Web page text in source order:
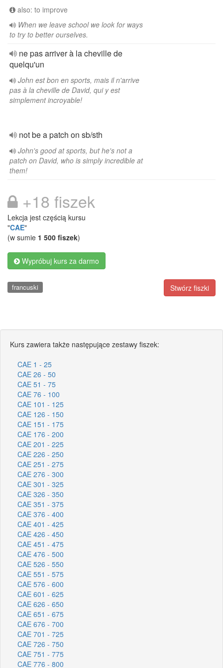
also: to improve
When we leave school we look for ways
to try to better ourselves.
ne pas arriver à la cheville de
quelqu'un
John est bon en sports, mais il n'arrive
pas à la cheville de David, qui y est
simplement incroyable!
not be a patch on sb/sth
John's good at sports, but he's not a
patch on David, who is simply incredible at
them!
+18 fiszek
Lekcja jest częścią kursu
"CAE"
(w sumie 1 500 fiszek)
Wypróbuj kurs za darmo
Stwórz fiszki
francuski
Kurs zawiera także następujące zestawy fiszek:
CAE 1 - 25
CAE 26 - 50
CAE 51 - 75
CAE 76 - 100
CAE 101 - 125
CAE 126 - 150
CAE 151 - 175
CAE 176 - 200
CAE 201 - 225
CAE 226 - 250
CAE 251 - 275
CAE 276 - 300
CAE 301 - 325
CAE 326 - 350
CAE 351 - 375
CAE 376 - 400
CAE 401 - 425
CAE 426 - 450
CAE 451 - 475
CAE 476 - 500
CAE 526 - 550
CAE 551 - 575
CAE 576 - 600
CAE 601 - 625
CAE 626 - 650
CAE 651 - 675
CAE 676 - 700
CAE 701 - 725
CAE 726 - 750
CAE 751 - 775
CAE 776 - 800